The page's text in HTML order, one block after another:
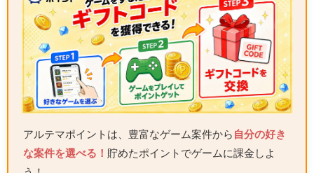
アルテマポイントは、豊富なゲーム案件から 自分の好き
な案件を選べる！ 貯めたポイントでゲームに課金しよ